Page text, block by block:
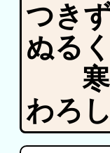
つき
ぬる
寒
わろ